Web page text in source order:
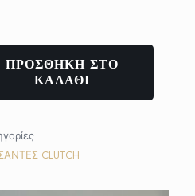
ΠΡΟΣΘΗΚΗ ΣΤΟ
ΚΑΛΑΘΙ
CLUTCH